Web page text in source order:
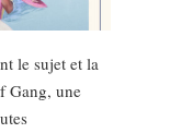
le sujet et la
Gang, une